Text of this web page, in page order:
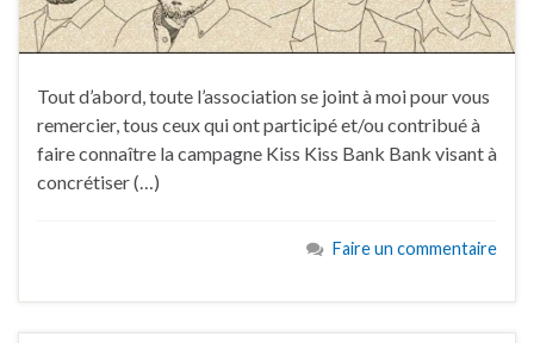
Tout d’abord, toute l’association se joint à moi pour vous
remercier, tous ceux qui ont participé et/ou contribué à
faire connaître la campagne Kiss Kiss Bank Bank visant à
concrétiser (…)
Faire un commentaire